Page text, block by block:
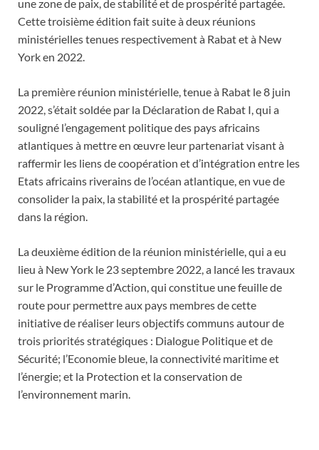
une zone de paix, de stabilité et de prospérité partagée.
Cette troisième édition fait suite à deux réunions
ministérielles tenues respectivement à Rabat et à New
York en 2022.
La première réunion ministérielle, tenue à Rabat le 8 juin
2022, s’était soldée par la Déclaration de Rabat I, qui a
souligné l’engagement politique des pays africains
atlantiques à mettre en œuvre leur partenariat visant à
raffermir les liens de coopération et d’intégration entre les
Etats africains riverains de l’océan atlantique, en vue de
consolider la paix, la stabilité et la prospérité partagée
dans la région.
La deuxième édition de la réunion ministérielle, qui a eu
lieu à New York le 23 septembre 2022, a lancé les travaux
sur le Programme d’Action, qui constitue une feuille de
route pour permettre aux pays membres de cette
initiative de réaliser leurs objectifs communs autour de
trois priorités stratégiques : Dialogue Politique et de
Sécurité; l’Economie bleue, la connectivité maritime et
l’énergie; et la Protection et la conservation de
l’environnement marin.